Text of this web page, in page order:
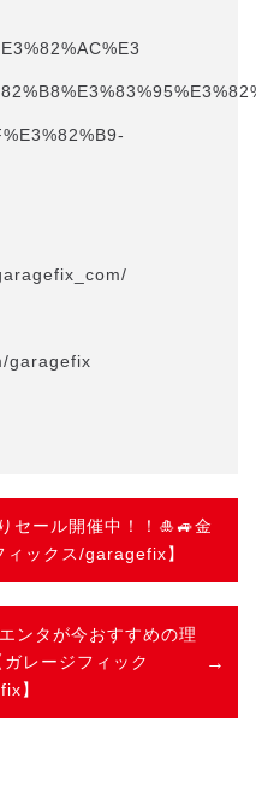
garagefix
セール開催中！！🎍🚙金
ックス/garagefix】
ンタが今おすすめの理
レージフィック
】